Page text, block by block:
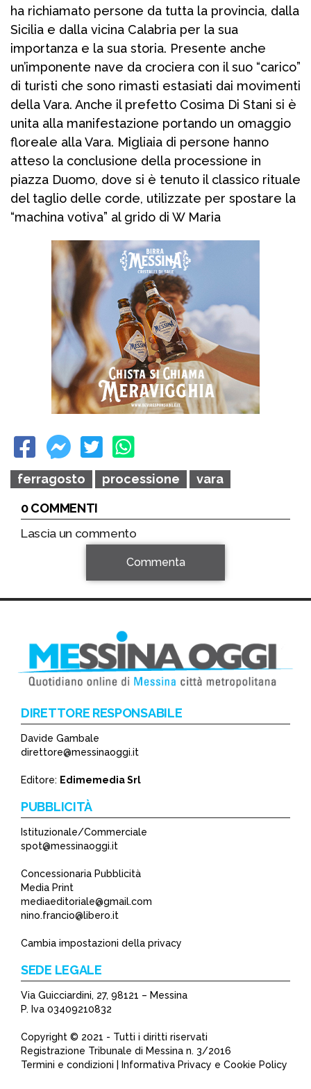
ha richiamato persone da tutta la provincia, dalla
Sicilia e dalla vicina Calabria per la sua
importanza e la sua storia. Presente anche
un’imponente nave da crociera con il suo “carico”
di turisti che sono rimasti estasiati dai movimenti
della Vara. Anche il prefetto Cosima Di Stani si è
unita alla manifestazione portando un omaggio
floreale alla Vara. Migliaia di persone hanno
atteso la conclusione della processione in
piazza Duomo, dove si è tenuto il classico rituale
del taglio delle corde, utilizzate per spostare la
“machina votiva” al grido di W Maria
ferragosto processione
vara
0 COMMENTI
Lascia un commento
*
Commenta
DIRETTORE RESPONSABILE
Davide Gambale
direttore@messinaoggi.it
Editore: Edimemedia Srl
PUBBLICITÀ
Istituzionale/Commerciale
spot@messinaoggi.it
Concessionaria Pubblicità
Media Print
mediaeditoriale@gmail.com
nino.francio@libero.it
Cambia impostazioni della privacy
SEDE LEGALE
Via Guicciardini, 27, 98121 – Messina
P. Iva 03409210832
Copyright © 2021 - Tutti i diritti riservati
Registrazione Tribunale di Messina n. 3/2016
Termini e condizioni | Informativa Privacy e Cookie Policy